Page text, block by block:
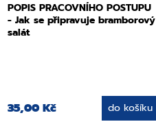
POPIS PRACOVNÍHO POSTUPU
- Jak se připravuje bramborový
salát
35,00 Kč do košíku